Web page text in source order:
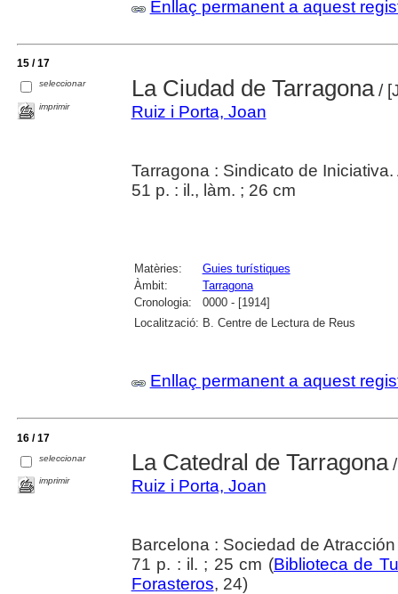
Enllaç permanent a aquest
15 / 17
seleccionar
imprimir
La Ciudad de Tarragona/
Ruiz i Porta, Joan
Tarragona : Sindicato de
51 p. : il., làm. ; 26 cm
Matèries:
Guies turístiques
Àmbit:
Tarragona
Cronologia:
0000 - [1914]
Localització: B. Centre de Lectura de Reus
Enllaç permanent a aquest
16 / 17
seleccionar
imprimir
La Catedral de Tarragona/
Ruiz i Porta, Joan
Barcelona : Sociedad de
71 p. : il. ; 25 cm (Biblioteca de
Forasteros, 24)